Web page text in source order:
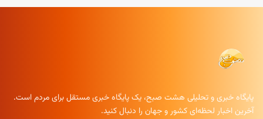
پایگاه خبری و تحلیلی هشت صبح، یک پایگاه خبری مستقل برای مردم است.
آخرین اخبار لحظه‌ای کشور و جهان را دنبال کنید.